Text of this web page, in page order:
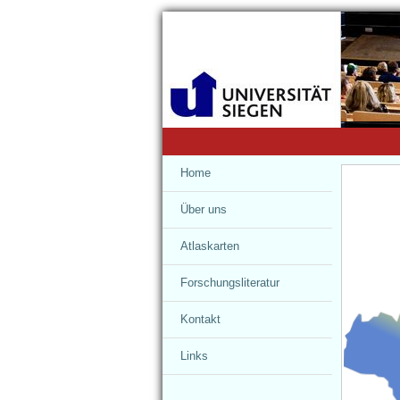
Home
Über uns
Das Projekt
Unser Team
Sponsoren
Atlaskarten
Haus und Hof
Natur
Regionales
Forschungsliteratur
Kontakt
Impressum
Links